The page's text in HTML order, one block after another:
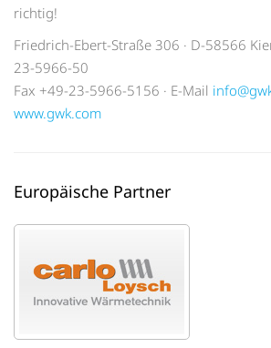
richtig!
Friedrich-Ebert-Straße 306 · D-58566
23-5966-50
Fax +49-23-5966-5156 · E-Mail
www.gwk.com
Europäische Partner